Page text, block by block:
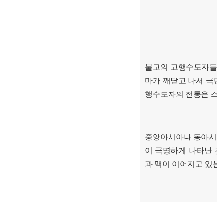
불교의 고행수도자
마가 깨닫고 나서 극
행수도자의 전통은
중앙아시아나 동아
이 극명하게 나타난
과 맥이 이어지고 있